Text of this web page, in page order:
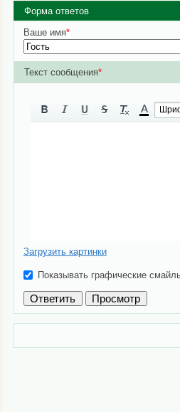
Форма ответов
Ваше имя*
Текст сообщения*
A
Загрузить картинки
Показывать графические